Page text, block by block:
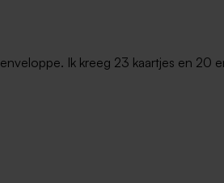
Ik kreeg 23 kaartjes en 20